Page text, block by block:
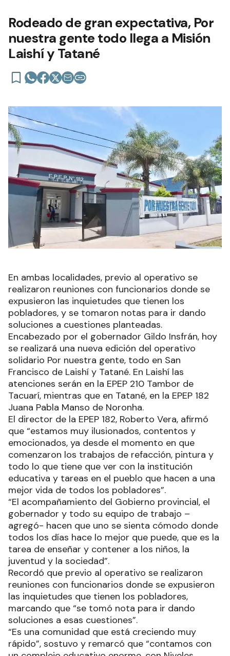
Rodeado de gran expectativa, Por
nuestra gente todo llega a Misión
Laishí y Tatané
En ambas localidades, previo al operativo se
realizaron reuniones con funcionarios donde se
expusieron las inquietudes que tienen los
pobladores, y se tomaron notas para ir dando
soluciones a cuestiones planteadas.
Encabezado por el gobernador Gildo Insfrán, hoy
se realizará una nueva edición del operativo
solidario Por nuestra gente, todo en San
Francisco de Laishí y Tatané. En Laishí las
atenciones serán en la EPEP 210 Tambor de
Tacuarí, mientras que en Tatané, en la EPEP 182
Juana Pabla Manso de Noronha.
El director de la EPEP 182, Roberto Vera, afirmó
que “estamos muy ilusionados, contentos y
emocionados, ya desde el momento en que
comenzaron los trabajos de refacción, pintura y
todo lo que tiene que ver con la institución
educativa y tareas en el pueblo que hacen a una
mejor vida de todos los pobladores”.
“El acompañamiento del Gobierno provincial, el
gobernador y todo su equipo de trabajo –
agregó- hacen que uno se sienta cómodo donde
todos los días hace lo mejor que puede, que es la
tarea de enseñar y contener a los niños, la
juventud y la sociedad”.
Recordó que previo al operativo se realizaron
reuniones con funcionarios donde se expusieron
las inquietudes que tienen los pobladores,
marcando que “se tomó nota para ir dando
soluciones a esas cuestiones”.
“Es una comunidad que está creciendo muy
rápido”, sostuvo y remarcó que “contamos con